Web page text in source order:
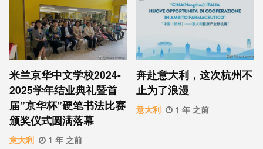
米兰京华中文学校2024-
2025学年结业典礼暨首
届”京华杯”硬笔书法比赛
颁奖仪式圆满落幕
意大利 1 年 之前
奔赴意大利，这次杭州不
止为了浪漫
意大利 1 年 之前